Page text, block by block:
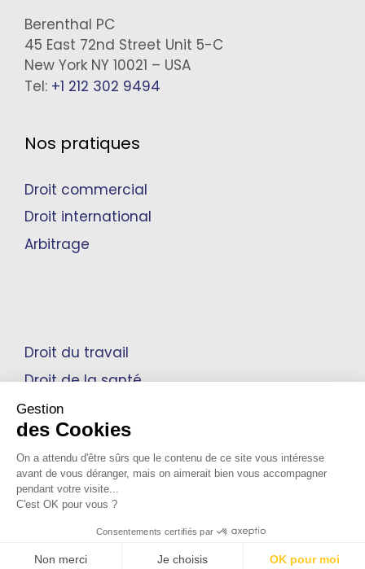
Berenthal PC
45 East 72nd Street Unit 5-C
New York NY 10021 – USA
Tel: +1 212 302 9494
Nos pratiques
Droit commercial
Droit international
Arbitrage
Droit du travail
Droit de la santé
Propriété intellectuelle
Notre Politique de confidentialité
Gestion
des Cookies
On a attendu d'être sûrs que le contenu de ce site vous intéresse
avant de vous déranger, mais on aimerait bien vous accompagner
pendant votre visite...
C'est OK pour vous ?
Consentements certifiés par
Non merci Je choisis OK pour moi